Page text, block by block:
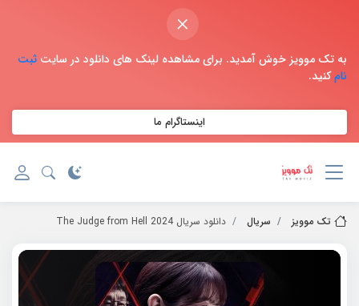
×
به تک موویز خوش آمدید. برای مشاهده لینک های دانلود در سایت ثبت
نامکنید.
اینستاگرام ما
تک موویز سریال دانلود سریال 2024 The Judge from Hell